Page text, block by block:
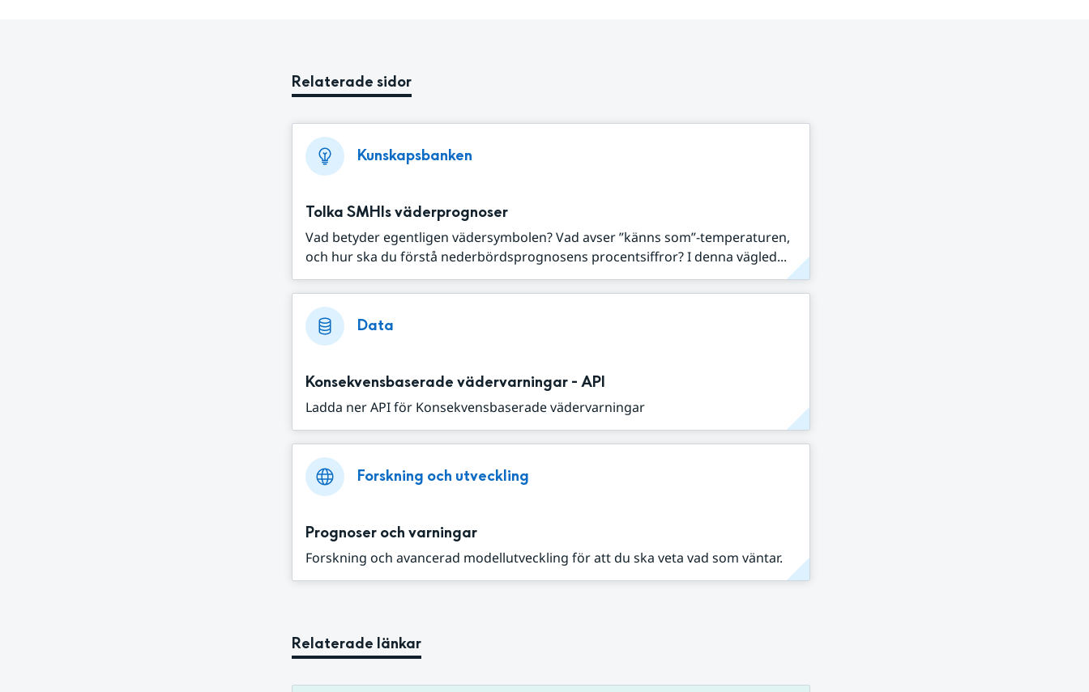
Relaterade sidor
Kunskapsbanken
Tolka SMHIs väderprognoser
Vad betyder egentligen vädersymbolen? Vad avser ”känns som”-temperaturen,
och hur ska du förstå nederbördsprognosens procentsiffror? I denna vägled...
Data
Konsekvensbaserade vädervarningar - API
Ladda ner API för Konsekvensbaserade vädervarningar
Forskning och utveckling
Prognoser och varningar
Forskning och avancerad modellutveckling för att du ska veta vad som väntar.
Relaterade länkar